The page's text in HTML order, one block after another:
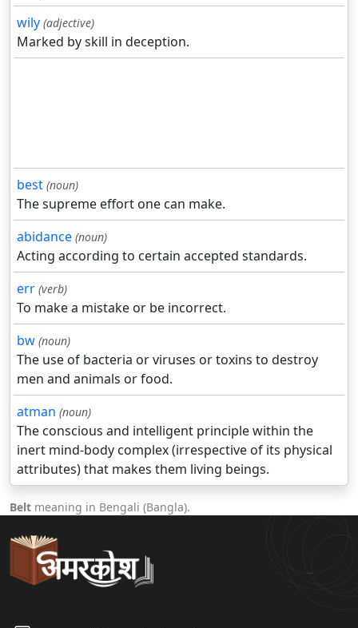
wily (adjective)
Marked by skill in deception.
best (noun)
The supreme effort one can make.
abidance (noun)
Acting according to certain accepted standards.
err (verb)
To make a mistake or be incorrect.
bw (noun)
The use of bacteria or viruses or toxins to destroy
men and animals or food.
atman (noun)
The conscious and intelligent principle within the
inert mind-body complex (irrespective of its physical
attributes) that makes them living beings.
Belt meaning in Bengali (Bangla).